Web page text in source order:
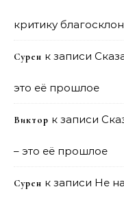
критику
Сурен к записи
это её прошлое
Виктор к записи
– это её прошлое
Сурен к записи Не